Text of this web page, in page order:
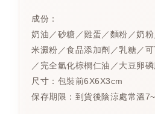
成份：
奶油／砂糖／雞蛋／麵粉／奶
米澱粉／食品添加劑／乳糖／
／完全氫化棕櫚仁油／大豆卵
尺寸：包裝前6X6X3cm
保存期限：到貨後陰涼處常溫